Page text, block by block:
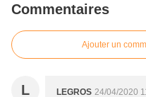
Commentaires
Ajouter un
L LEGROS 24/04/2020